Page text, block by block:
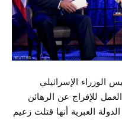
الوزراء الإسرائيلي
للإفراج عن الرهائن
العبرية أنها قتلت زعيم